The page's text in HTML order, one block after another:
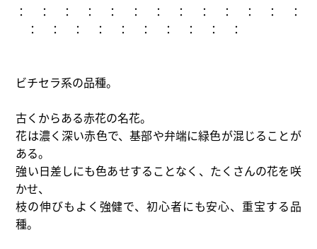
： ： ： ： ： ： ： ： ： ： ： ： ：
： ： ： ： ： ： ： ： ： ：
ビチセラ系の品種。
古くからある赤花の名花。
花は濃く深い赤色で、基部や弁端に緑色が混じることが
ある。
強い日差しにも色あせすることなく、たくさんの花を咲
かせ、
枝の伸びもよく強健で、初心者にも安心、重宝する品
種。